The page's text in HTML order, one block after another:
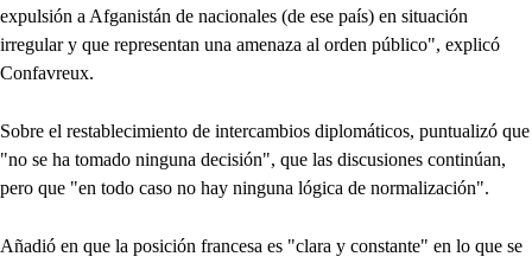
expulsión a Afganistán de nacionales (de ese país) en situación
irregular y que representan una amenaza al orden público", explicó
Confavreux.
Sobre el restablecimiento de intercambios diplomáticos, puntualizó que
"no se ha tomado ninguna decisión", que las discusiones continúan,
pero que "en todo caso no hay ninguna lógica de normalización".
Añadió en que la posición francesa es "clara y constante" en lo que se